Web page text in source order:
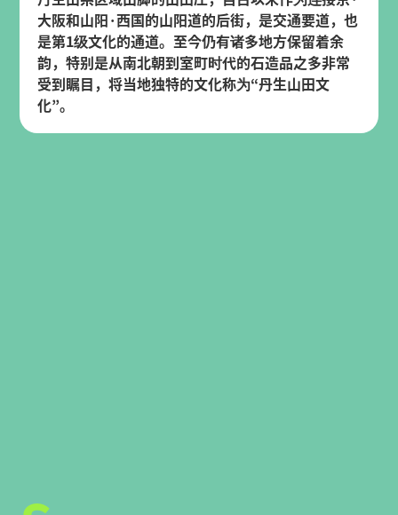
大阪和山阳·西国的山阳道的后街，是交通要道，也
是第1级文化的通道。至今仍有诸多地方保留着余
韵，特别是从南北朝到室町时代的石造品之多非常
受到瞩目，将当地独特的文化称为“丹生山田文
化”。